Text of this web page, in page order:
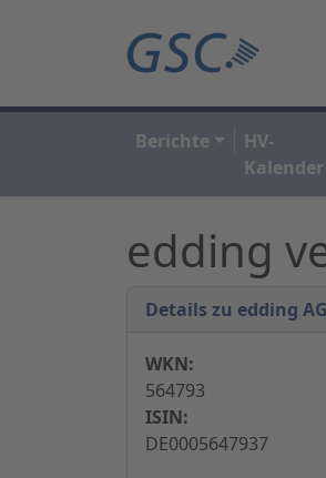
Berichte
HV-
Kalender
edding
Details zu edding AG
WKN:
564793
ISIN:
DE0005647937